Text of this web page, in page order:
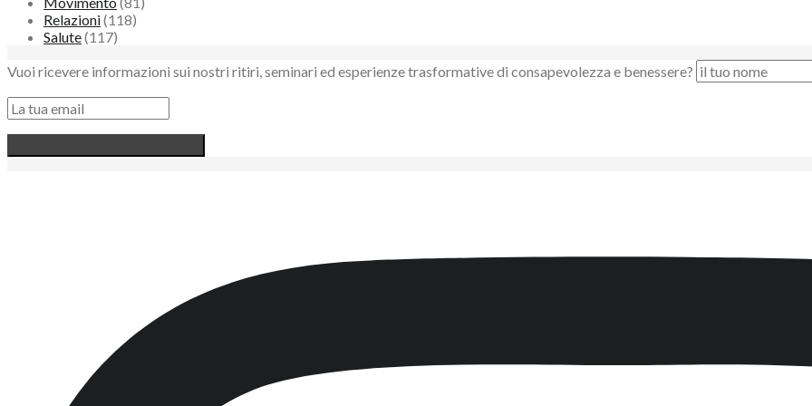
Relazioni(118)
Salute(117)
Vuoi ricevere informazioni sui nostri ritiri, seminari ed esperienze trasformative di consapevolezza e benessere?